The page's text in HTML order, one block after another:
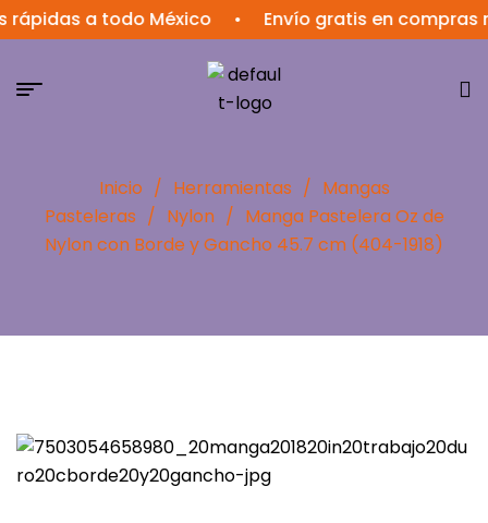
a todo México • Envío gratis en compras
Inicio / Herramientas / Mangas
Pasteleras / Nylon / Manga Pastelera Oz de
Nylon con Borde y Gancho 45.7 cm (404-1918)